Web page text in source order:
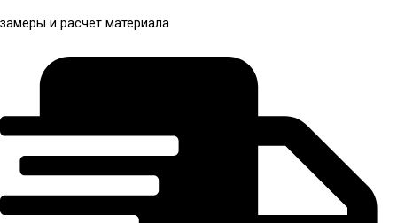
замеры и расчет материала